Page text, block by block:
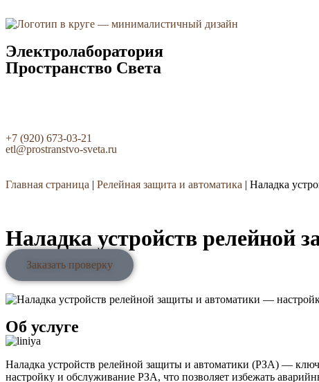
Электролаборатория
Пространство Света
+7 (920) 673-03-21
etl@prostranstvo-sveta.ru
Главная страница | Релейная защита и автоматика | Наладка
Наладка устройств релейной
Заказать проверку
Об услуге
Наладка устройств релейной защиты и автоматики (РЗА) —
настройку и обслуживание РЗА, что позволяет избежать